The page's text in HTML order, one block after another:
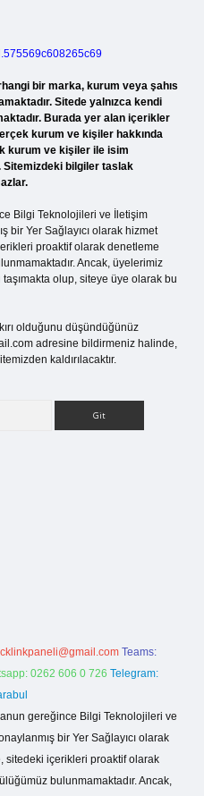
bir marka, kurum veya şahıs
Sitede yalnızca kendi
Burada yer alan içerikler
kurum ve kişiler hakkında
kurum ve kişiler ile isim
Sitemizdeki bilgiler taslak
Bilgi Teknolojileri ve İletişim
bir Yer Sağlayıcı olarak hizmet
proaktif olarak denetleme
Ancak, üyelerimiz
olup, siteye üye olarak bu
olduğunu düşündüğünüz
adresine bildirmeniz halinde,
kaldırılacaktır.
Teams:
0262 606 0 726 Telegram:
gereğince Bilgi Teknolojileri ve
bir Yer Sağlayıcı olarak
sitedeki içerikleri proaktif olarak
bulunmamaktadır. Ancak,